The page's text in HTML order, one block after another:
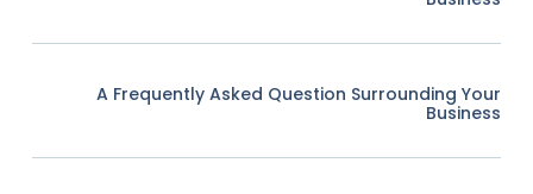
A Frequently Asked Question Surrounding Your
Business